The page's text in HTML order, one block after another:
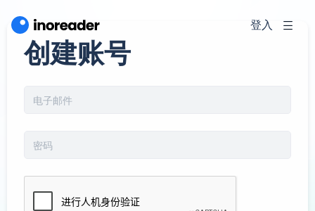
登入
创建账号